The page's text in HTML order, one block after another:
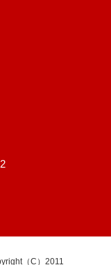
（C）2011